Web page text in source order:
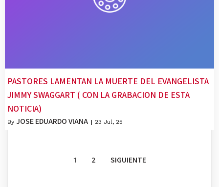
PASTORES LAMENTAN LA MUERTE DEL EVANGELISTA
JIMMY SWAGGART ( CON LA GRABACION DE ESTA
NOTICIA)
By JOSE EDUARDO VIANA | 23 Jul, 25
1 2 SIGUIENTE